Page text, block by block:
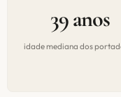
39 anos
idade mediana dos